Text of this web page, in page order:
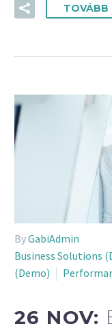
TOVÁBB
ByGabiAdmin
Business Solutions
(Demo)
26 NOV: